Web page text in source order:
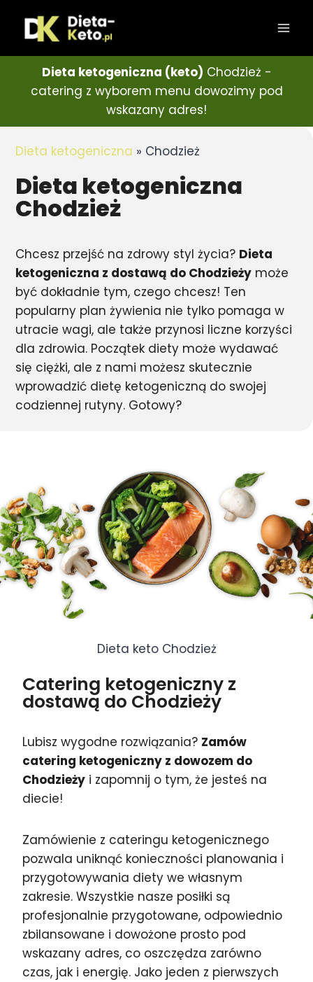
Dieta ketogeniczna (keto) Chodzież -
catering z wyborem menu dowozimy pod
wskazany adres!
Dieta ketogeniczna » Chodzież
Dieta ketogeniczna
Chodzież
Chcesz przejść na zdrowy styl życia? Dieta
ketogeniczna z dostawą do Chodzieży może
być dokładnie tym, czego chcesz! Ten
popularny plan żywienia nie tylko pomaga w
utracie wagi, ale także przynosi liczne korzyści
dla zdrowia. Początek diety może wydawać
się ciężki, ale z nami możesz skutecznie
wprowadzić dietę ketogeniczną do swojej
codziennej rutyny. Gotowy?
Dieta keto Chodzież
Catering ketogeniczny z
dostawą do Chodzieży
Lubisz wygodne rozwiązania? Zamów
catering ketogeniczny z dowozem do
Chodzieży i zapomnij o tym, że jesteś na
diecie!
Zamówienie z cateringu ketogenicznego
pozwala uniknąć konieczności planowania i
przygotowywania diety we własnym
zakresie. Wszystkie nasze posiłki są
profesjonalnie przygotowane, odpowiednio
zbilansowane i dowożone prosto pod
wskazany adres, co oszczędza zarówno
czas, jak i energię. Jako jeden z pierwszych